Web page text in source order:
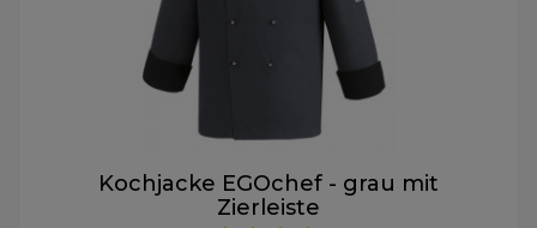
Kochjacke EGOchef - grau mit
Zierleiste